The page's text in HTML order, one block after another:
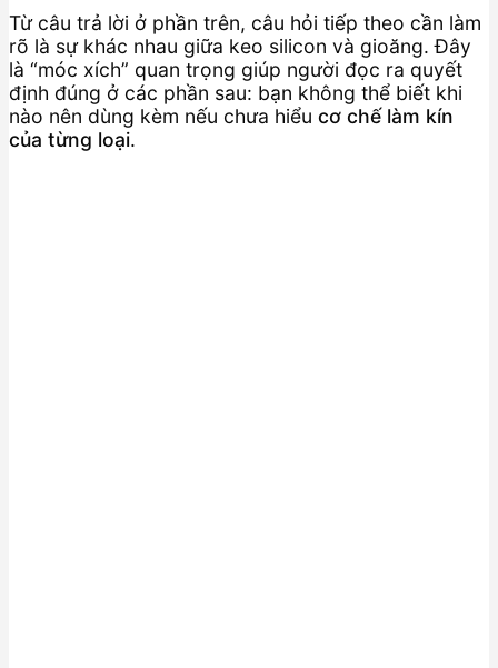
Từ câu trả lời ở phần trên, câu hỏi tiếp theo cần làm
rõ là sự khác nhau giữa keo silicon và gioăng. Đây
là “móc xích” quan trọng giúp người đọc ra quyết
định đúng ở các phần sau: bạn không thể biết khi
nào nên dùng kèm nếu chưa hiểu cơ chế làm kín
của từng loại.